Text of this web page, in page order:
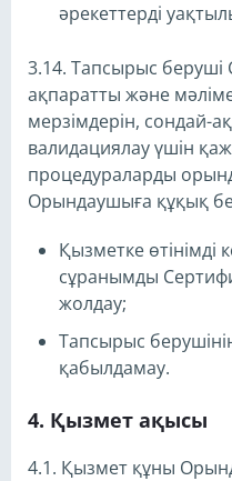
әрекеттерді
3.14. Тапсырыс беруші
ақпаратты және
мерзімдерін, сондай-
валидациялау үшін
процедураларды
Орындаушыға құқық
Қызметке өтінімді
сұранымды
жолдау;
Тапсырыс
қабылдамау.
Қызмет ақысы
4.1. Қызмет құны